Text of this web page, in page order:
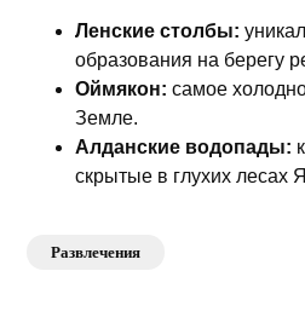
Ленские столбы:
образования на берегу
Оймякон: самое
Земле.
Алданские водопады:
скрытые в глухих лесах
Развлечения